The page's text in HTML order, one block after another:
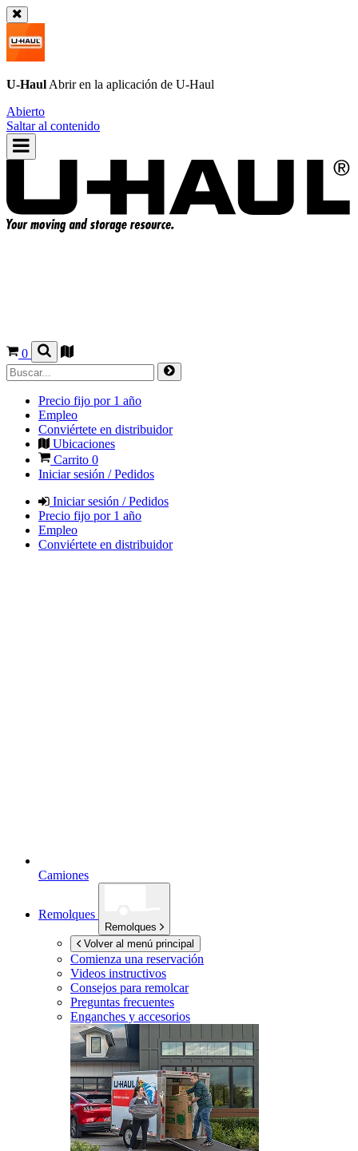
U-Haul Abrir en la aplicación de U-Haul
Abierto
Saltar al contenido
0
Precio fijo por 1 año
Empleo
Conviértete en distribuidor
Ubicaciones
Carrito 0
Iniciar sesión / Pedidos
Iniciar sesión / Pedidos
Precio fijo por 1 año
Empleo
Conviértete en distribuidor
Camiones
Remolques
Remolques
Volver al menú principal
Comienza una reservación
Videos instructivos
Consejos para remolcar
Preguntas frecuentes
Enganches y accesorios